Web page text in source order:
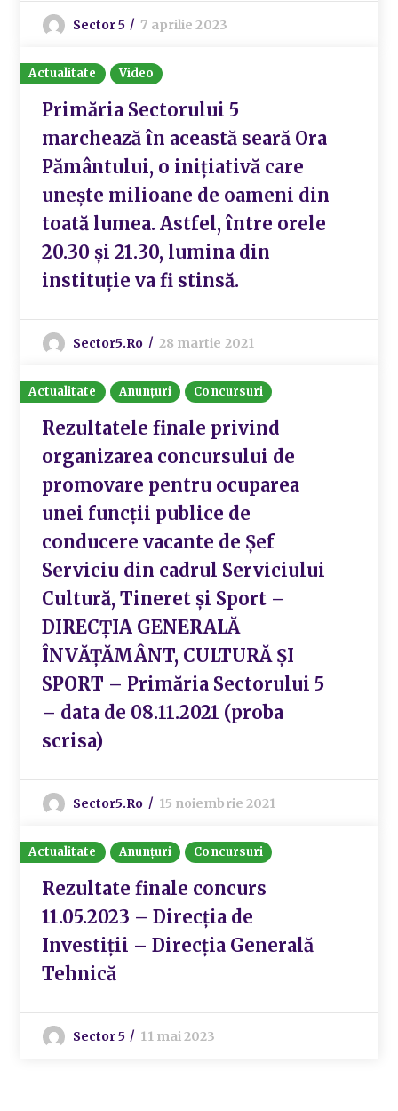
Sector 5 7 aprilie 2023
Actualitate Video
Primăria Sectorului 5
marchează în această seară Ora
Pământului, o inițiativă care
unește milioane de oameni din
toată lumea. Astfel, între orele
20.30 și 21.30, lumina din
instituție va fi stinsă.
Sector5.ro 28 martie 2021
Actualitate Anunțuri Concursuri
Rezultatele finale privind
organizarea concursului de
promovare pentru ocuparea
unei funcții publice de
conducere vacante de Șef
Serviciu din cadrul Serviciului
Cultură, Tineret și Sport –
DIRECȚIA GENERALĂ
ÎNVĂȚĂMÂNT, CULTURĂ ȘI
SPORT – Primăria Sectorului 5
– data de 08.11.2021 (proba
scrisa)
Sector5.ro 15 noiembrie 2021
Actualitate Anunțuri Concursuri
Rezultate finale concurs
11.05.2023 – Direcția de
Investiții – Direcția Generală
Tehnică
Sector 5 11 mai 2023